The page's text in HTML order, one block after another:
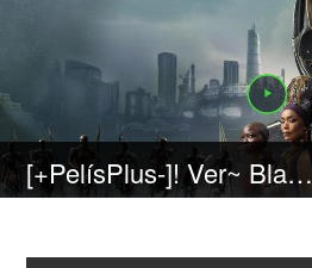
[+PelísPlus-]! Ver~ Black Panther 2: Wakanda Forever Película